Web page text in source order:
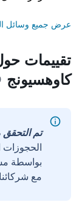
عرض جميع وسائل
تقييمات
كاوهسيونج
تم التحقق
الحجوزات
مع